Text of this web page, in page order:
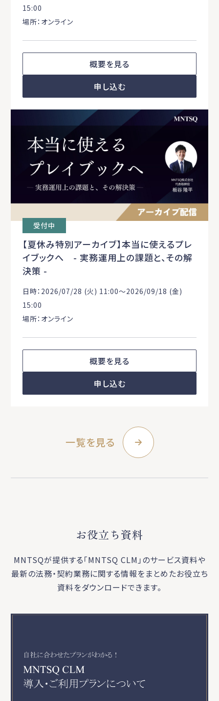
15:00
場所：オンライン
概要を見る
申し込む
受付中
【夏休み特別アーカイブ】本当に使えるプレ
イブックへ - 実務運用上の課題と、その解
決策 -
日時：2026/07/28 (火) 11:00〜2026/09/18 (金)
15:00
場所：オンライン
概要を見る
申し込む
一覧を見る
お役立ち資料
MNTSQが提供する「MNTSQ CLM」のサービス資料や
最新の法務・契約業務に関する情報をまとめたお役立ち
資料をダウンロードできます。